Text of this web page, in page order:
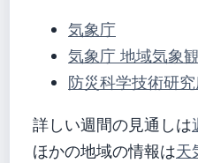
気象庁
気象庁 地域気象
防災科学技術研
詳しい週間の見通しは
ほかの地域の情報は天